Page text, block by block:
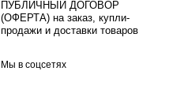
ПУБЛИЧНЫЙ ДОГОВОР
(ОФЕРТА) на заказ, купли-
продажи и доставки товаров
Мы в соцсетях